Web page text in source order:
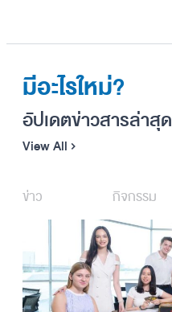
มีอะไรใหม่?
อัปเดตข่าวสารล่าสุด
View All
ข่าว กิจกรรม